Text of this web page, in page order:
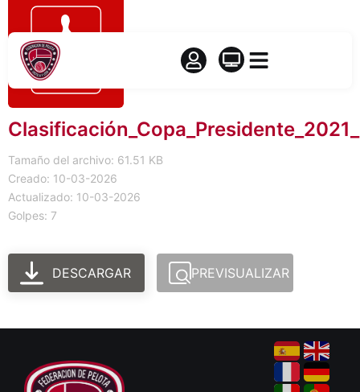
Tamaño del archivo: 61.51 KB
Creado: 10-03-2026
Actualizado: 10-03-2026
Golpes: 7
DESCARGAR PREVISUALIZAR